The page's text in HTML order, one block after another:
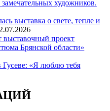
художников.
выставка о свете, тепле и
выставочный проект
Брянской области»
Гусеве: «Я люблю тебя